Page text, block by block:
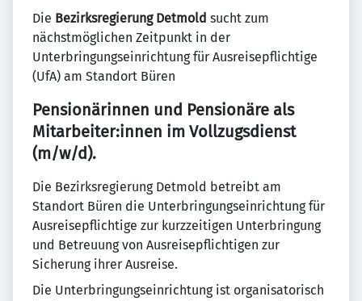
Die Bezirksregierung Detmold sucht zum
nächstmöglichen Zeitpunkt in der
Unterbringungseinrichtung für Ausreisepflichtige
(UfA) am Standort Büren
Pensionärinnen und Pensionäre als
Mitarbeiter:innen im Vollzugsdienst
(m/w/d).
Die Bezirksregierung Detmold betreibt am
Standort Büren die Unterbringungseinrichtung für
Ausreisepflichtige zur kurzzeitigen Unterbringung
und Betreuung von Ausreisepflichtigen zur
Sicherung ihrer Ausreise.
Die Unterbringungseinrichtung ist organisatorisch